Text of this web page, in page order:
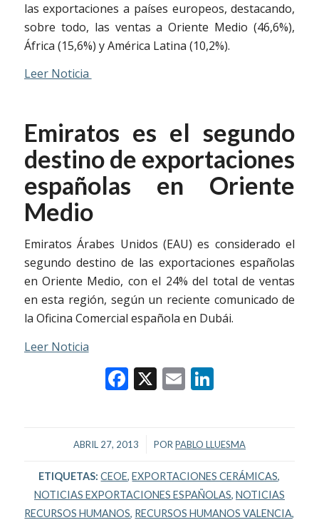
las exportaciones a países europeos, destacando,
sobre todo, las ventas a Oriente Medio (46,6%),
África (15,6%) y América Latina (10,2%).
Leer Noticia
Emiratos es el segundo
destino de exportaciones
españolas en Oriente
Medio
Emiratos Árabes Unidos (EAU) es considerado el
segundo destino de las exportaciones españolas
en Oriente Medio, con el 24% del total de ventas
en esta región, según un reciente comunicado de
la Oficina Comercial española en Dubái.
Leer Noticia
Facebook
X EmailLinkedIn
ABRIL 27, 2013
/ POR PABLO LLUESMA
ETIQUETAS: CEOE,EXPORTACIONES CERÁMICAS,
NOTICIAS EXPORTACIONES ESPAÑOLAS, NOTICIAS
RECURSOS HUMANOS, RECURSOS HUMANOS VALENCIA,